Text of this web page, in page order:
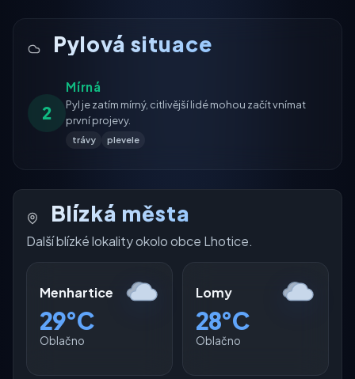
Pylová situace
2
Mírná
Pyl je zatím mírný, citlivější lidé mohou začít vnímat
první projevy.
trávy plevele
Blízká města
Další blízké lokality okolo obce Lhotice.
Menhartice
29°C
Oblačno
Lomy
28°C
Oblačno